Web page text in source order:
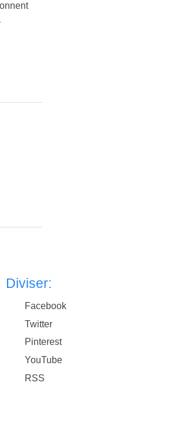
Diviser:
Facebook
Twitter
Pinterest
YouTube
RSS